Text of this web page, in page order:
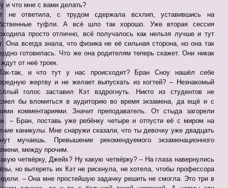
и что мне с вами делать?
не ответила, с трудом сдержала всхлип, уставившись на
туфли. А всё шло так хорошо. Уже вторая сессия
просто отлично, всё получалось как нельзя лучше и тут
Она всегда знала, что физика не её сильная сторона, но она так
готовилась. Что же она родителям теперь скажет. Они никак
от неё троек.
так, и что тут у нас происходит? Бран Сноу нашёл себе
жертву и не желает выпускать из когтей? – Незнакомый
голос заставил Кэт вздрогнуть. Никто из студентов не
бы вломиться в аудиторию во время экзамена, да ещё и с
комментариями. Значит преподаватель. От стыда загорели
– Бран, поставь уже ребёнку четыре и отпусти её с миром на
каникулы. Мне снаружи сказали, что ты девочку уже двадцать
мучаешь. Превышение рекомендуемого экзаменационного
между прочим.
четвёрку, Джейх? Ну какую четвёрку? – На глаза навернулись
но вытереть их Кэт не рискнула, не хотела, чтобы профессора
– Она мне простейшую задачку решить не смогла. Это три в